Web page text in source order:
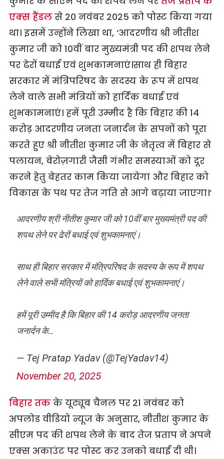
एक्स हैंडलसे 20 नवंबर 2025 को पोस्ट किया गया
था। इसमें उन्होंने लिखा था, ‘आदरणीय श्री नीतीश
कुमार जी को 10वीं बार मुख्यमंत्री पद की शपथ लेने
पर ढेरों बधाई एवं शुभकामनाएं।साथ ही बिहार
सरकार में मंत्रिपरिषद के सदस्य के रूप में शपथ
लेने वाले सभी मंत्रियों को हार्दिक बधाई एवं
शुभकामनाएं। हमें पूरी उम्मीद है कि बिहार की 14
करोड़ आदरणीय जनता जनार्दन के सपनों को पूरा
करते हुए श्री नीतीश कुमार जी के नेतृत्व में बिहार से
पलायन, बेरोज़गारी जैसी गंभीर समस्याओं को दूर
करने हेतु बेहतर काम किया जायेगा और बिहार को
विकास के पथ पर तेज गति से आगे बढ़ाया जाएगा।’
आदरणीय श्री नीतीश कुमार जी को 10वीं बार मुख्यमंत्री पद की
शपथ लेने पर ढेरों बधाई एवं शुभकामनाएं।
साथ ही बिहार सरकार में मंत्रिपरिषद के सदस्य के रूप में शपथ
लेने वाले सभी मंत्रियों को हार्दिक बधाई एवं शुभकामनाएं।
हमें पूरी उम्मीद है कि बिहार की 14 करोड़ आदरणीय जनता
जनार्दन के…
— Tej Pratap Yadav (@TejYadav14)
November 20, 2025
बिहार तकके यूट्यूब चैनल पर 21 नवंबर को
अपलोड वीडियो न्यूज के अनुसार, नीतीश कुमार के
सीएम पद की शपथ लेने के बाद तेज प्रताप ने अपने
एक्स अकाउंट पर पोस्ट कर उनको बधाई दी थी।